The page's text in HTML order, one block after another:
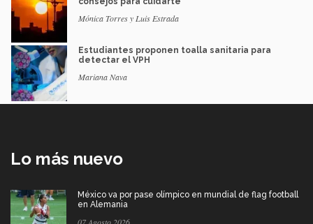
Mónica Torres y Luis Estrada
Estudiantes proponen toalla sanitaria para
detectar el VPH
Mariana Nava
Lo más nuevo
México va por pase olímpico en mundial de flag football
en Alemania
07 Agosto 2026